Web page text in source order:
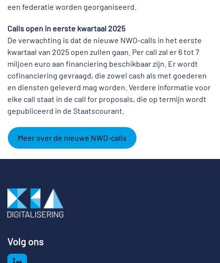
een federatie worden georganiseerd.
Calls open in eerste kwartaal 2025
De verwachting is dat de nieuwe NWO-calls in het eerste
kwartaal van 2025 open zullen gaan. Per call zal er 6 tot 7
miljoen euro aan financiering beschikbaar zijn. Er wordt
cofinanciering gevraagd, die zowel cash als met goederen
en diensten geleverd mag worden. Verdere informatie voor
elke call staat in de call for proposals, die op termijn wordt
gepubliceerd in de Staatscourant.
Meer over de nieuwe NWO-calls
Volg ons